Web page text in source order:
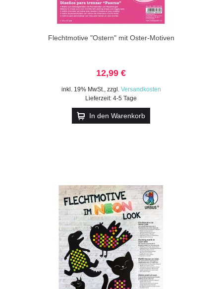
Flechtmotive "Ostern" mit Oster-Motiven
12,99 €
inkl. 19% MwSt., zzgl. Versandkosten
Lieferzeit: 4-5 Tage
In den Warenkorb